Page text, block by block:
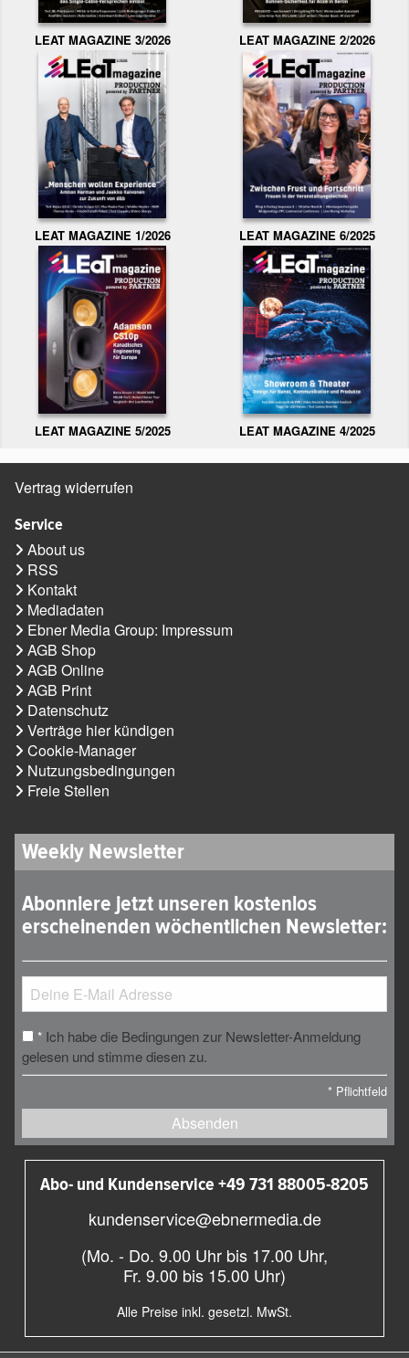
LEAT MAGAZINE 3/2026 LEAT MAGAZINE 2/2026
LEAT MAGAZINE 1/2026 LEAT MAGAZINE 6/2025
LEAT MAGAZINE 5/2025 LEAT MAGAZINE 4/2025
Vertrag widerrufen
Service
About us
RSS
Kontakt
Mediadaten
Ebner Media Group: Impressum
AGB Shop
AGB Online
AGB Print
Datenschutz
Verträge hier kündigen
Cookie-Manager
Nutzungsbedingungen
Freie Stellen
Weekly Newsletter
Abonniere jetzt unseren kostenlos
erscheinenden wöchentlichen Newsletter:
* Ich habe die Bedingungen zur Newsletter-Anmeldung
gelesen und stimme diesen zu.
* Pflichtfeld
Absenden
Abo- und Kundenservice +49 731 88005-8205
kundenservice@ebnermedia.de
(Mo. - Do. 9.00 Uhr bis 17.00 Uhr,
Fr. 9.00 bis 15.00 Uhr)
Alle Preise inkl. gesetzl. MwSt.